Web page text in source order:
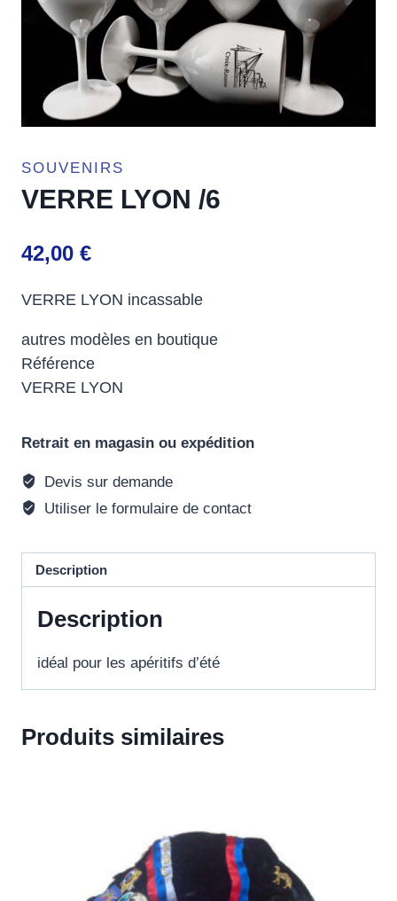
SOUVENIRS
VERRE LYON /6
42,00 €
VERRE LYON incassable
autres modèles en boutique
Référence
VERRE LYON
Retrait en magasin ou expédition
Devis sur demande
Utiliser le formulaire de contact
Description
Description
idéal pour les apéritifs d’été
Produits similaires